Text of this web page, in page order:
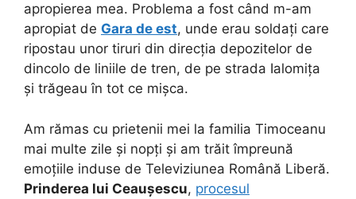
apropierea mea. Problema a fost când m-am
apropiat de Gara de est, unde erau soldați care
ripostau unor tiruri din direcția depozitelor de
dincolo de liniile de tren, de pe strada Ialomița
și trăgeau în tot ce mișca.
Am rămas cu prietenii mei la familia Timoceanu
mai multe zile și nopți și am trăit împreună
emoțiile induse de Televiziunea Română Liberă.
Prinderea lui Ceaușescu, procesul